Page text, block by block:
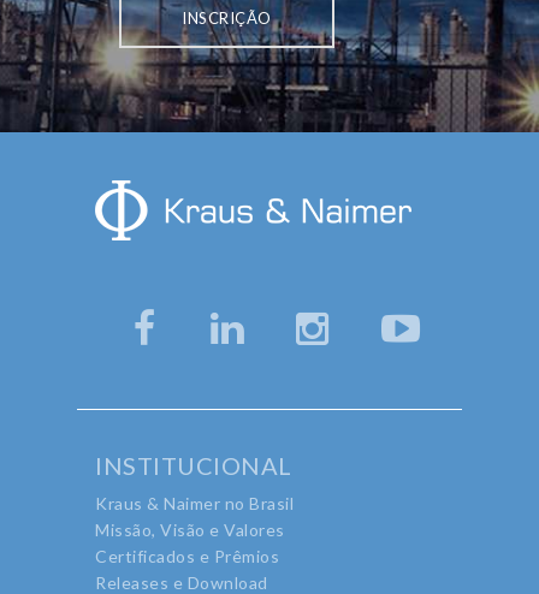
INSTITUCIONAL
Kraus & Naimer no Brasil
Missão, Visão e Valores
Certificados e Prêmios
Releases e Download